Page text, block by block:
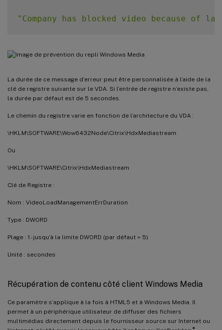
"Company has blocked video because of
La durée de ce message d’erreur peut être personnalisée à l’aide de la
clé de registre suivante sur le VDA. Si l’entrée de registre n’existe pas,
la durée par défaut est de 5 secondes.
Le chemin du registre varie en fonction de l’architecture du VDA :
\HKLM\SOFTWARE\Wow6432Node\Citrix\HdxMediastream
Ou
\HKLM\SOFTWARE\Citrix\HdxMediastream
Clé de Registre :
Nom : VideoLoadManagementErrDuration
Type : DWORD
Plage : 1 - jusqu’à la limite DWORD (par défaut = 5)
Unité : secondes
Récupération de contenu côté client Windows Media
Ce paramètre s’applique à la fois à HTML5 et à Windows Media. Il
permet à un périphérique utilisateur de diffuser des fichiers
multimédias directement depuis le fournisseur source sur Internet ou
®